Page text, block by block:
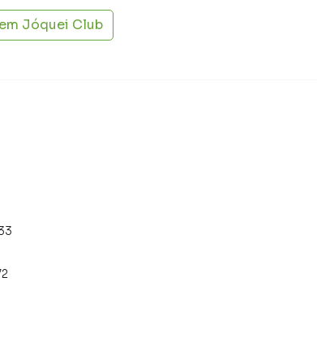
ou alugar seu imóvel muito mais rápido do
diversos imóveis em Anápolis,
Jóquei Club